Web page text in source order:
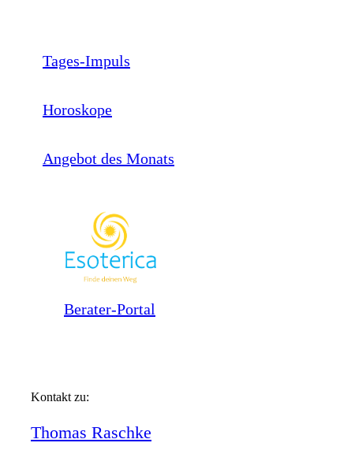
Tages-Impuls
Horoskope
Angebot des Monats
Berater-Portal
Kontakt zu:
Thomas Raschke